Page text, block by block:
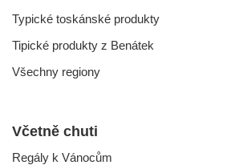
Typické toskánské produkty
Tipické produkty z Benátek
Všechny regiony
Včetně chuti
Regály k Vánocům